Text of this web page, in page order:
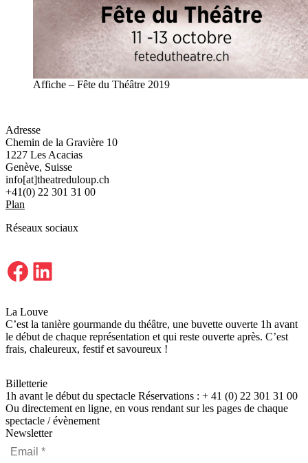
Affiche – Fête du Théâtre 2019
Adresse
Chemin de la Gravière 10
1227 Les Acacias
Genève, Suisse
info[at]theatreduloup.ch
+41(0) 22 301 31 00
Plan
Réseaux sociaux
Facebook LinkedIn
La Louve
C’est la tanière gourmande du théâtre, une buvette ouverte 1h avant
le début de chaque représentation et qui reste ouverte après. C’est
frais, chaleureux, festif et savoureux !
Billetterie
1h avant le début du spectacle Réservations : + 41 (0) 22 301 31 00
Ou directement en ligne, en vous rendant sur les pages de chaque
spectacle / évènement
Newsletter